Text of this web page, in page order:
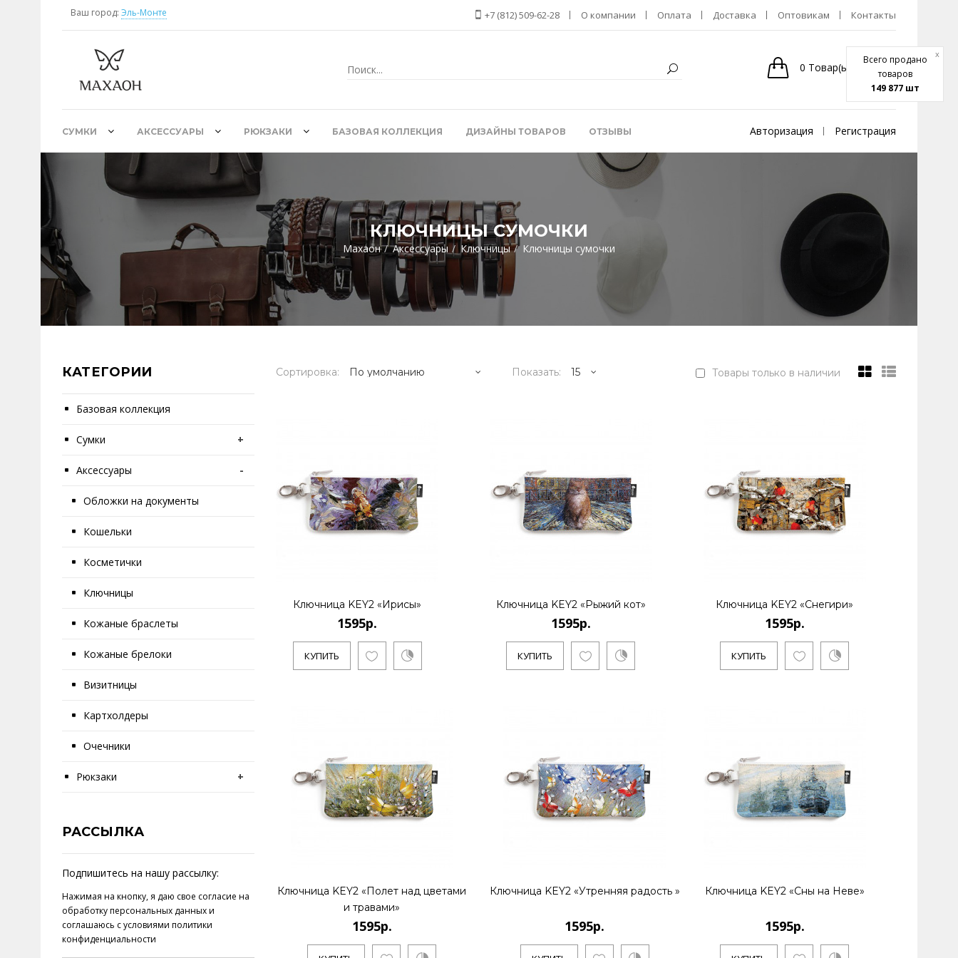
Всего продано
товаров
149 877 шт
x
Ваш город: Эль-Монте +7 (812) 509-62-28 О компании Оплата Доставка Оптовикам Контакты
0 Товар(ы) 0р.
СУМКИ АКСЕССУАРЫ РЮКЗАКИ БАЗОВАЯ КОЛЛЕКЦИЯ ДИЗАЙНЫ ТОВАРОВ ОТЗЫВЫ Авторизация Регистрация
КЛЮЧНИЦЫ СУМОЧКИ
Махаон Аксессуары Ключницы Ключницы сумочки
КАТЕГОРИИ
Базовая коллекция
Сумки +
Аксессуары -
Обложки на документы
Кошельки
Косметички
Ключницы
Кожаные браслеты
Кожаные брелоки
Визитницы
Картхолдеры
Очечники
Рюкзаки +
РАССЫЛКА
Подпишитесь на нашу рассылку:
Нажимая на кнопку, я даю свое согласие на
обработку персональных данныхи
соглашаюсь с условиями политики
конфиденциальности
Товары только в наличии
Сортировка: Показать:
Художник Дмитрий Кустанович, живет и работает в Санкт-Петербурге. Является
основателем нового стиля..
Художник Дмитрий Кустанович, живет и работает в Санкт-Петербурге. Является
Ключница KEY2 «Ирисы»
1595р.
КУПИТЬ
Ключница KEY2 «Рыжий кот»
1595р.
КУПИТЬ
Ключница KEY2 «Снегири»
1595р.
КУПИТЬ
Ключница KEY2 «Полет над цветами
и травами»
1595р.
Ключница KEY2 «Утренняя радость »
1595р.
Ключница KEY2 «Сны на Неве»
1595р.